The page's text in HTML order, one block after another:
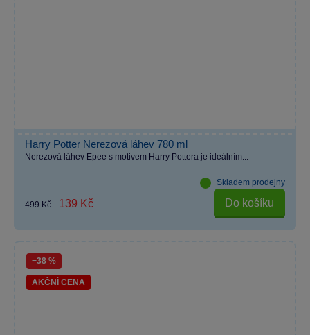
Harry Potter Nerezová láhev 780 ml
Nerezová láhev Epee s motivem Harry Pottera je ideálním...
Skladem prodejny
499 Kč 139 Kč Do košíku
−38 %
AKČNÍ CENA